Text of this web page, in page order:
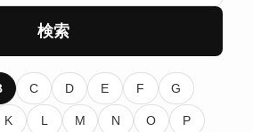
検索
C D E F G
K L M N O P